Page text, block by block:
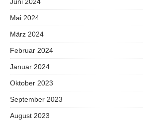
Mai 2024
März 2024
Februar 2024
Januar 2024
Oktober 2023
September 2023
August 2023